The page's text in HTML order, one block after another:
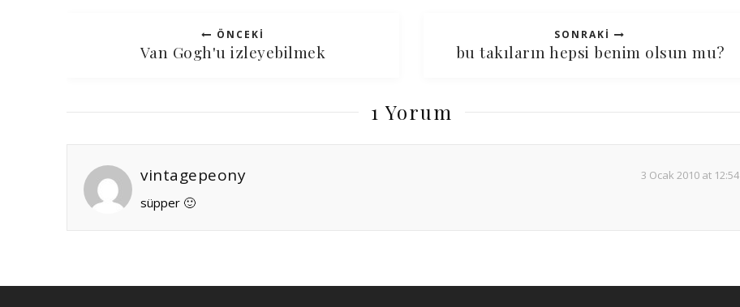
ÖNCEKI
Van Gogh'u izleyebilmek
SONRAKI
bu takıların hepsi benim olsun mu?
1 Yorum
vintagepeony 3 Ocak 2010 at 12:54
süpper 🙂